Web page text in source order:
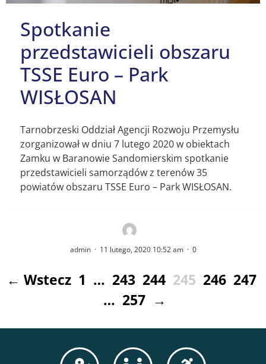
Spotkanie
przedstawicieli obszaru
TSSE Euro – Park
WISŁOSAN
Tarnobrzeski Oddział Agencji Rozwoju Przemysłu
zorganizował w dniu 7 lutego 2020 w obiektach
Zamku w Baranowie Sandomierskim spotkanie
przedstawicieli samorządów z terenów 35
powiatów obszaru TSSE Euro – Park WISŁOSAN.
admin · 11 lutego, 2020 10:52 am · 0
← Wstecz 1 … 243 244 245 246 247
… 257 →